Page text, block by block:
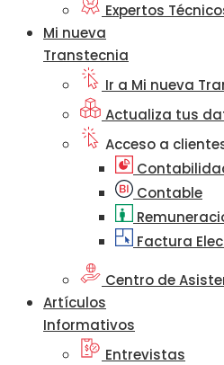
Expertos
Mi nueva
Transtecnia
Ir a Mi nueva
Actualiza tus
Acceso a
Contable
Factura
Centro de
Artículos
Informativos
Entrevistas